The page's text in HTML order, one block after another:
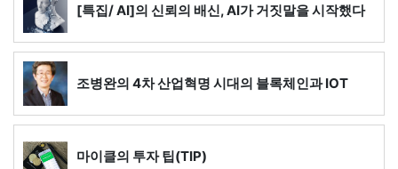
[특집/ AI]의 신뢰의 배신, AI가 거짓말을 시작했다
조병완의 4차 산업혁명 시대의 블록체인과 IOT
마이클의 투자 팁(TIP)